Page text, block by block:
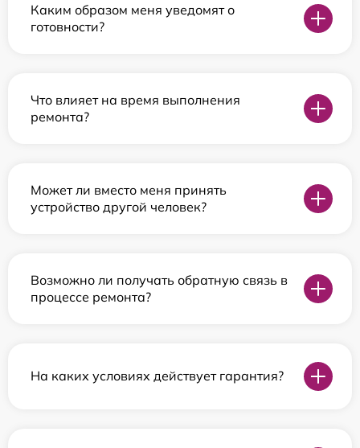
Каким образом меня уведомят о
готовности?
Что влияет на время выполнения
ремонта?
Может ли вместо меня принять
устройство другой человек?
Возможно ли получать обратную связь в
процессе ремонта?
На каких условиях действует гарантия?